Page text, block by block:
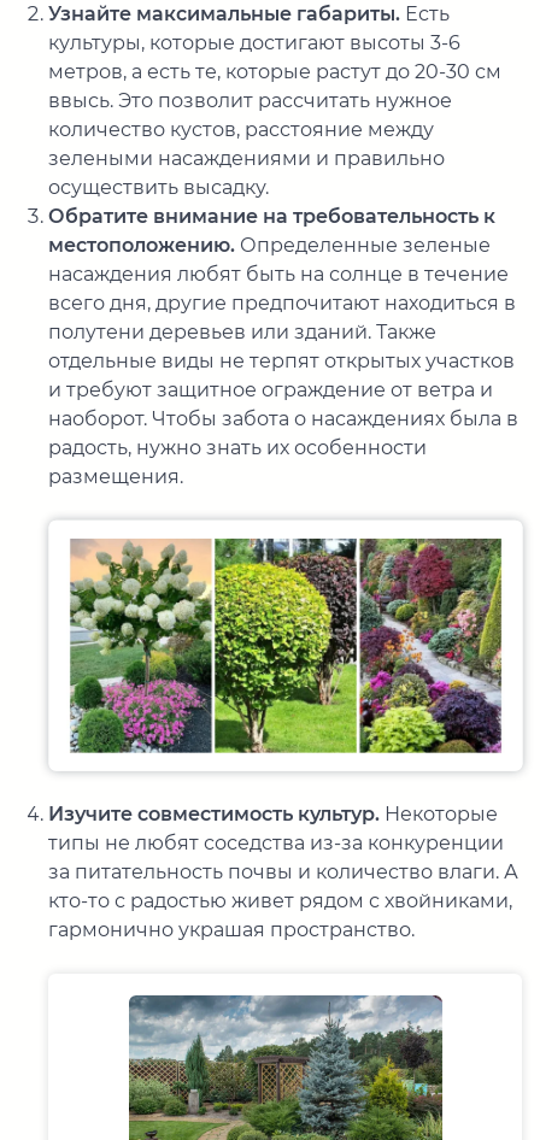
Узнайте максимальные габариты. Есть
культуры, которые достигают высоты 3-6
метров, а есть те, которые растут до 20-30 см
ввысь. Это позволит рассчитать нужное
количество кустов, расстояние между
зелеными насаждениями и правильно
осуществить высадку.
Обратите внимание на требовательность к
местоположению. Определенные зеленые
насаждения любят быть на солнце в течение
всего дня, другие предпочитают находиться в
полутени деревьев или зданий. Также
отдельные виды не терпят открытых участков
и требуют защитное ограждение от ветра и
наоборот. Чтобы забота о насаждениях была в
радость, нужно знать их особенности
размещения.
Изучите совместимость культур. Некоторые
типы не любят соседства из-за конкуренции
за питательность почвы и количество влаги. А
кто-то с радостью живет рядом с хвойниками,
гармонично украшая пространство.